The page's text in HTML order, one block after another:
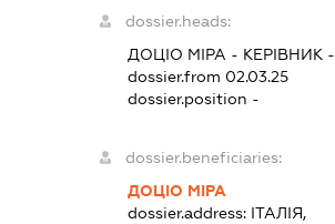
dossier.heads:
ДОЦІО МІРА - КЕРІВНИК-
dossier.from 02.03.25
dossier.position -
dossier.beneficiaries:
ДОЦІО МІРА
dossier.address: ІТАЛІЯ,